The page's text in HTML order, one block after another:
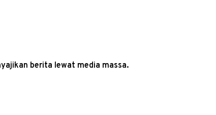
berita lewat media massa.